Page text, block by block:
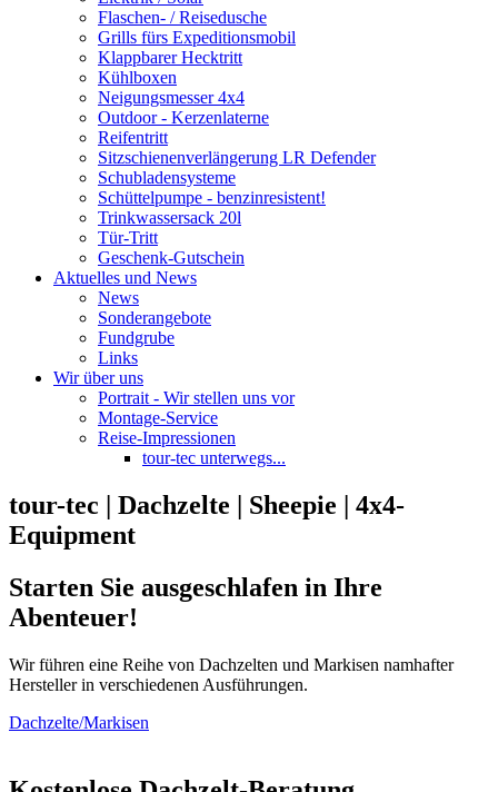
Flaschen- / Reisedusche
Grills fürs Expeditionsmobil
Klappbarer Hecktritt
Kühlboxen
Neigungsmesser 4x4
Outdoor - Kerzenlaterne
Reifentritt
Sitzschienenverlängerung LR Defender
Schubladensysteme
Schüttelpumpe - benzinresistent!
Trinkwassersack 20l
Tür-Tritt
Geschenk-Gutschein
Aktuelles und News
News
Sonderangebote
Fundgrube
Links
Wir über uns
Portrait - Wir stellen uns vor
Montage-Service
Reise-Impressionen
tour-tec unterwegs...
tour-tec | Dachzelte | Sheepie | 4x4-
Equipment
Starten Sie ausgeschlafen in Ihre
Abenteuer!
Wir führen eine Reihe von Dachzelten und Markisen namhafter
Hersteller in verschiedenen Ausführungen.
Dachzelte/Markisen